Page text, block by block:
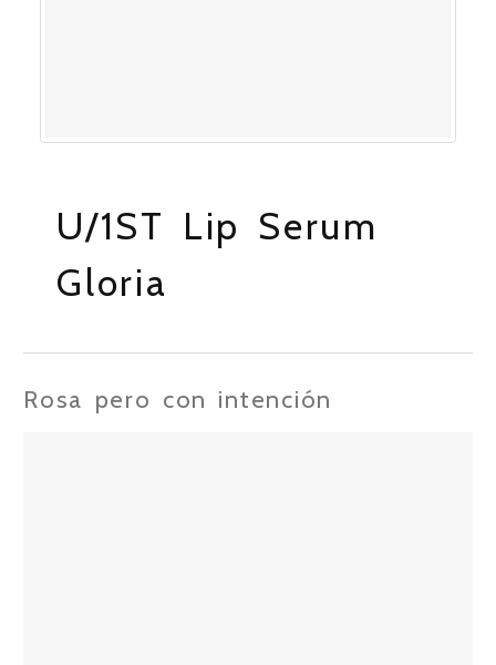
U/1ST Lip Serum
Gloria
Rosa pero con intención